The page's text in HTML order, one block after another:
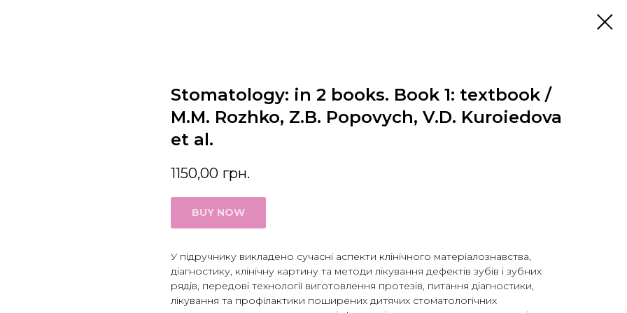
Stomatology: in 2 books. Book 1: textbook /
M.M. Rozhko, Z.B. Popovych, V.D. Kuroiedova
et al.
1150,00 грн.
BUY NOW
У підручнику викладено сучасні аспекти клінічного матеріалознавства,
діагностику, клінічну картину та методи лікування дефектів зубів і зубних
рядів, передові технології виготовлення протезів, питання діагностики,
лікування та профілактики поширених дитячих стоматологічних